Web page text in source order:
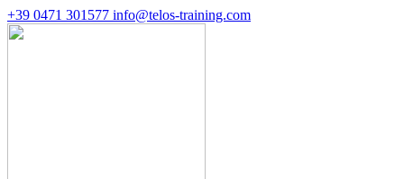
+39 0471 301577 info@telos-training.com